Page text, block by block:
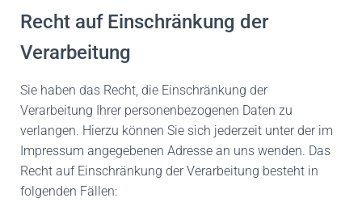
Recht auf Einschränkung der
Verarbeitung
Sie haben das Recht, die Einschränkung der
Verarbeitung Ihrer personenbezogenen Daten zu
verlangen. Hierzu können Sie sich jederzeit unter der im
Impressum angegebenen Adresse an uns wenden. Das
Recht auf Einschränkung der Verarbeitung besteht in
folgenden Fällen: